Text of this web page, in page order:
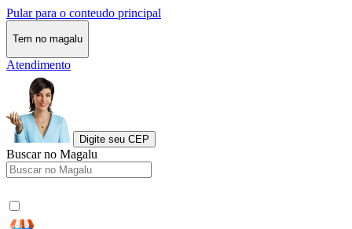
Pular para o conteudo principal
Tem no magalu
Atendimento
Digite seu CEP
Buscar no Magalu